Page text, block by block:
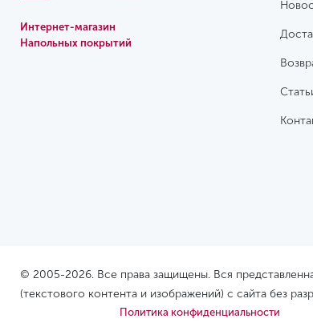
Интернет-магазин
Напольных покрытий
© 2005-2026. Все права защищены. Вся
(текстового контента и изображений) с сайта без
Политика конфиденциальности